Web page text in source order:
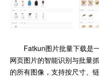
Fatkun图片批量下载是
网页图片的智能识别与批量
的所有图像，支持按尺寸、